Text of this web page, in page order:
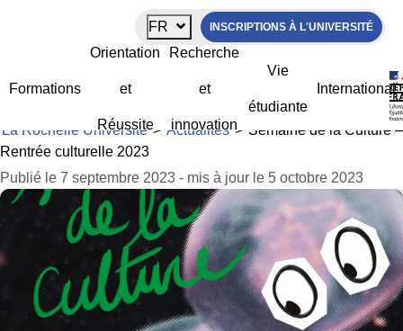
FR INSCRIPTIONS À L'UNIVERSITÉ
Formations
Orientation
et
Réussite
Recherche
et
innovation
Vie
étudiante
International
Semaine de la Culture – Rentrée
culturelle 2023
La Rochelle Université> Actualités> Semaine de la Culture –
Rentrée culturelle 2023
Publié le 7 septembre 2023 - mis à jour le 5 octobre 2023
Panneau de gestion des cookies